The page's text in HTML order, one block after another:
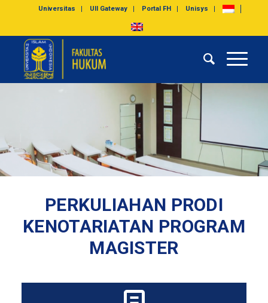
Universitas UII Gateway Portal FH Unisys
PERKULIAHAN PRODI
KENOTARIATAN PROGRAM
MAGISTER